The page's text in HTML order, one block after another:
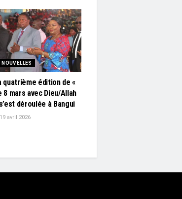
NOUVELLES
quatrième édition de «
8 mars avec Dieu/Allah
déroulée à Bangui
avril 2026